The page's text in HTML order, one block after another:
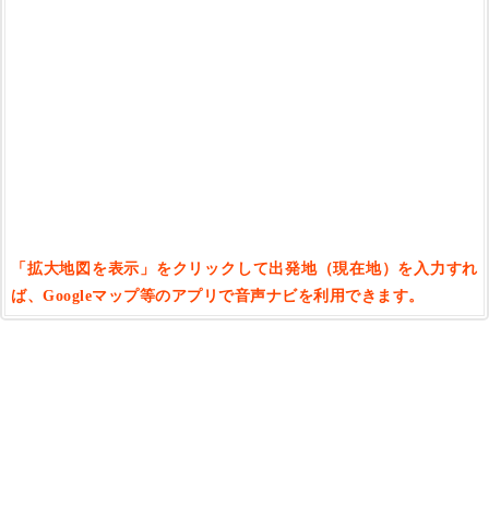
「拡大地図を表示」をクリックして出発地（現在地）を入力すれ
ば、Googleマップ等のアプリで音声ナビを利用できます。